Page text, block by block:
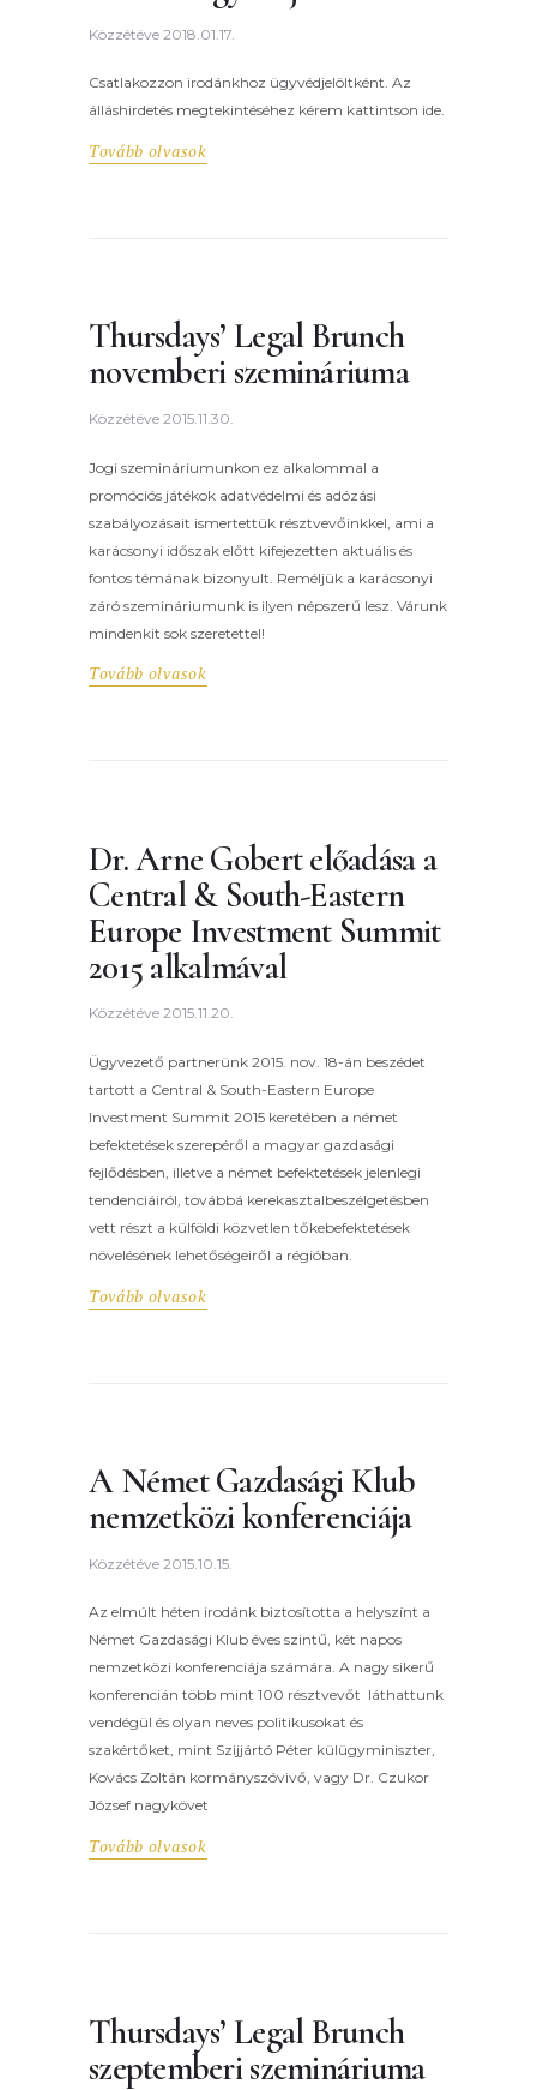
Közzétéve 2018.01.17.
Csatlakozzon irodánkhoz ügyvédjelöltként. Az
álláshirdetés megtekintéséhez kérem kattintson ide.
Tovább olvasok
Thursdays’ Legal Brunch
novemberi szemináriuma
Közzétéve 2015.11.30.
Jogi szemináriumunkon ez alkalommal a
promóciós játékok adatvédelmi és adózási
szabályozásait ismertettük résztvevőinkkel, ami a
karácsonyi időszak előtt kifejezetten aktuális és
fontos témának bizonyult. Reméljük a karácsonyi
záró szemináriumunk is ilyen népszerű lesz. Várunk
mindenkit sok szeretettel!
Tovább olvasok
Dr. Arne Gobert előadása a
Central & South-Eastern
Europe Investment Summit
2015 alkalmával
Közzétéve 2015.11.20.
Ügyvezető partnerünk 2015. nov. 18-án beszédet
tartott a Central & South-Eastern Europe
Investment Summit 2015 keretében a német
befektetések szerepéről a magyar gazdasági
fejlődésben, illetve a német befektetések jelenlegi
tendenciáiról, továbbá kerekasztalbeszélgetésben
vett részt a külföldi közvetlen tőkebefektetések
növelésének lehetőségeiről a régióban.
Tovább olvasok
A Német Gazdasági Klub
nemzetközi konferenciája
Közzétéve 2015.10.15.
Az elmúlt héten irodánk biztosította a helyszínt a
Német Gazdasági Klub éves szintű, két napos
nemzetközi konferenciája számára. A nagy sikerű
konferencián több mint 100 résztvevőt láthattunk
vendégül és olyan neves politikusokat és
szakértőket, mint Szijjártó Péter külügyminiszter,
Kovács Zoltán kormányszóvivő, vagy Dr. Czukor
József nagykövet
Tovább olvasok
Thursdays’ Legal Brunch
szeptemberi szemináriuma